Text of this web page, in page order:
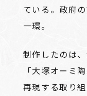
ている。政府
一環。
制作したのは
「大塚オーミ
再現する取り